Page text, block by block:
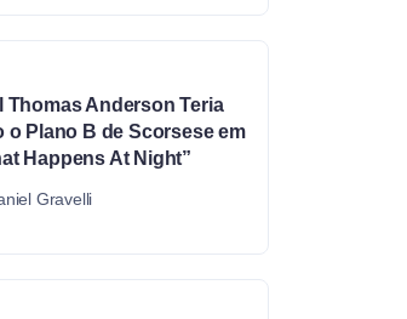
Thomas Anderson Teria
o Plano B de Scorsese em
Happens At Night”
Gravelli